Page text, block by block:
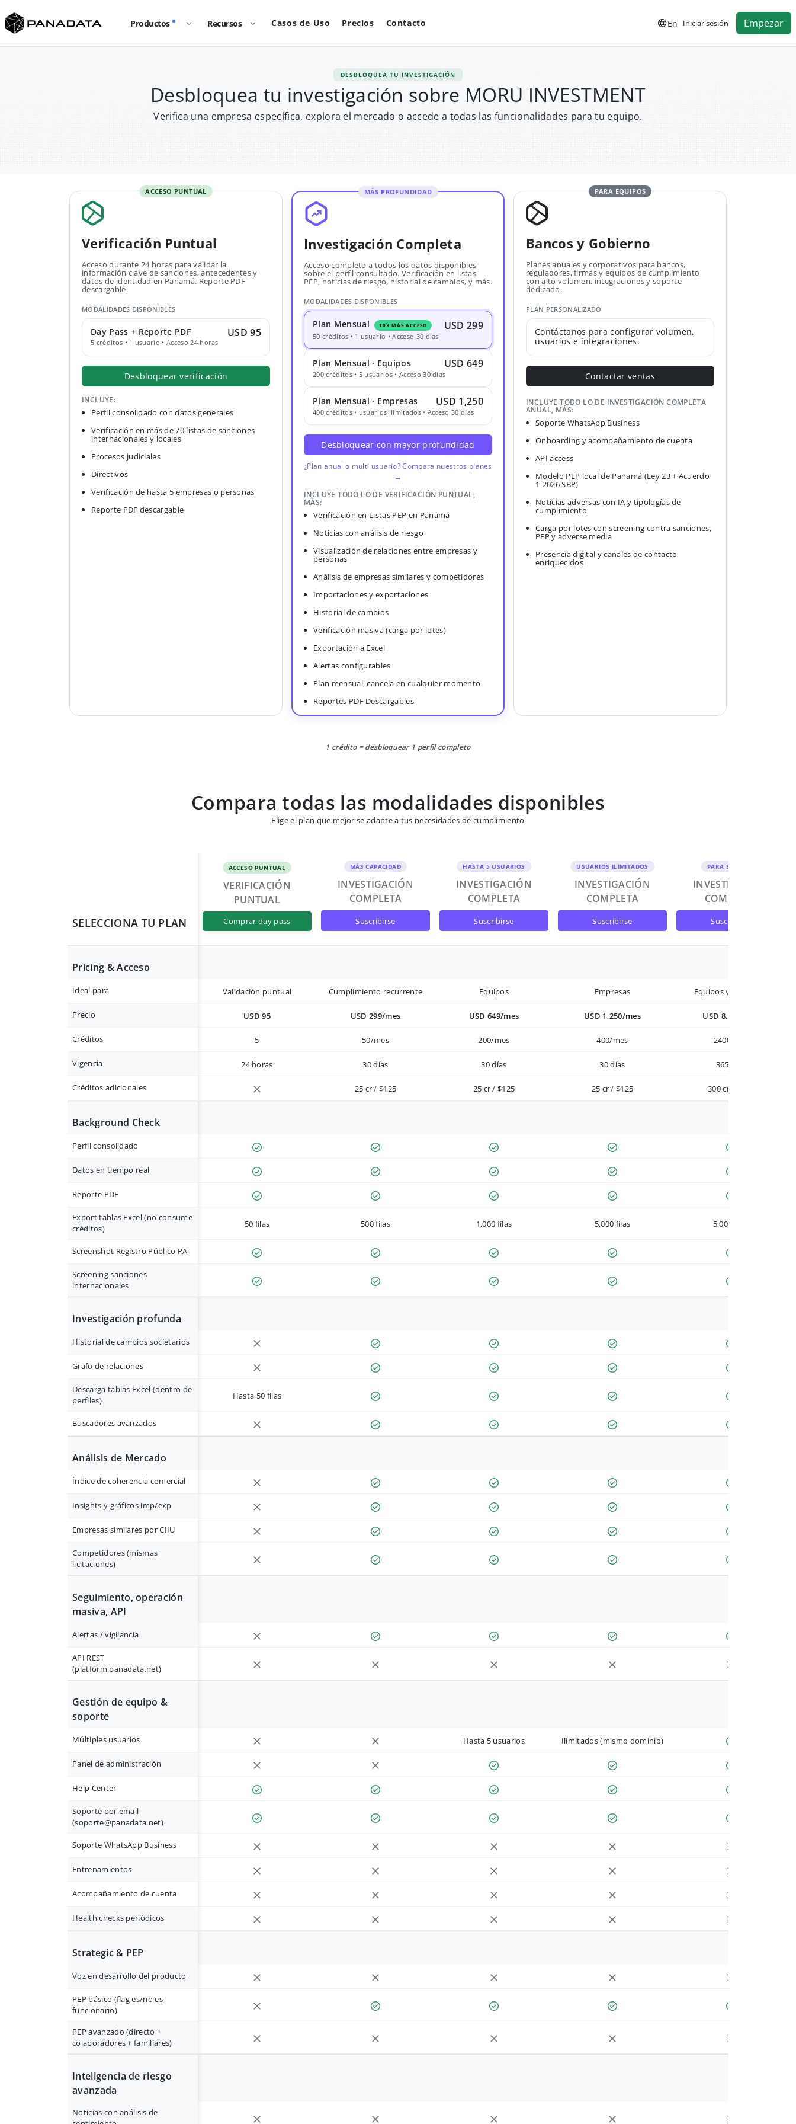
Productos Recursos Casos de Uso Precios Contacto En Iniciar sesión Empezar
DESBLOQUEA TU INVESTIGACIÓN
Desbloquea tu investigación sobre MORU INVESTMENT
Verifica una empresa específica, explora el mercado o accede a todas las funcionalidades para tu equipo.
ACCESO PUNTUAL
Verificación Puntual
Acceso durante 24 horas para validar la
información clave de sanciones, antecedentes y
datos de identidad en Panamá. Reporte PDF
descargable.
MODALIDADES DISPONIBLES
Day Pass + Reporte PDF
5 créditos • 1 usuario • Acceso 24 horas
USD 95
Desbloquear verificación
INCLUYE:
Perfil consolidado con datos generales
Verificación en más de 70 listas de sanciones
internacionales y locales
Procesos judiciales
Directivos
Verificación de hasta 5 empresas o personas
Reporte PDF descargable
MÁS PROFUNDIDAD
Investigación Completa
Acceso completo a todos los datos disponibles
sobre el perfil consultado. Verificación en listas
PEP, noticias de riesgo, historial de cambios, y más.
MODALIDADES DISPONIBLES
Plan Mensual 10X MÁS ACCESO USD 299
50 créditos • 1 usuario • Acceso 30 días
Plan Mensual · Equipos USD 649
200 créditos • 5 usuarios • Acceso 30 días
Plan Mensual · Empresas USD 1,250
400 créditos • usuarios ilimitados • Acceso 30 días
Desbloquear con mayor profundidad
¿Plan anual o multi usuario? Compara nuestros planes
→
INCLUYE TODO LO DE VERIFICACIÓN PUNTUAL,
MÁS:
Verificación en Listas PEP en Panamá
Noticias con análisis de riesgo
Visualización de relaciones entre empresas y
personas
Análisis de empresas similares y competidores
Importaciones y exportaciones
Historial de cambios
Verificación masiva (carga por lotes)
Exportación a Excel
Alertas configurables
Plan mensual, cancela en cualquier momento
Reportes PDF Descargables
PARA EQUIPOS
Bancos y Gobierno
Planes anuales y corporativos para bancos,
reguladores, firmas y equipos de cumplimiento
con alto volumen, integraciones y soporte
dedicado.
PLAN PERSONALIZADO
Contáctanos para configurar volumen,
usuarios e integraciones.
Contactar ventas
INCLUYE TODO LO DE INVESTIGACIÓN COMPLETA
ANUAL, MÁS:
Soporte WhatsApp Business
Onboarding y acompañamiento de cuenta
API access
Modelo PEP local de Panamá (Ley 23 + Acuerdo
1-2026 SBP)
Noticias adversas con IA y tipologías de
cumplimiento
Carga por lotes con screening contra sanciones,
PEP y adverse media
Presencia digital y canales de contacto
enriquecidos
1 crédito = desbloquear 1 perfil completo
Compara todas las modalidades disponibles
Elige el plan que mejor se adapte a tus necesidades de cumplimiento
SELECCIONA TU PLAN
ACCESO PUNTUAL
VERIFICACIÓN
PUNTUAL
comprar day pass
MÁS CAPACIDAD
INVESTIGACIÓN
COMPLETA
suscribirse
HASTA 5 USUARIOS
INVESTIGACIÓN
COMPLETA
suscribirse
USUARIOS ILIMITADOS
INVESTIGACIÓN
COMPLETA
suscribirse
PARA EQUIPOS
INVESTIGACIÓN
COMPLETA
suscribirse
Pricing & Acceso
Ideal para Validación puntual Cumplimiento recurrente Equipos Empresas Equipos y Empresas
Precio USD 95 USD 299/mes USD 649/mes USD 1,250/mes USD 8,000/año
Créditos 5 50/mes 200/mes 400/mes 2400/año
Vigencia 24 horas 30 días 30 días 30 días 365 días
Créditos adicionales 25 cr / $125 25 cr / $125 25 cr / $125 300 cr / $900
Background Check
Perfil consolidado
Datos en tiempo real
Reporte PDF
Export tablas Excel (no consume
créditos)
50 filas 500 filas 1,000 filas 5,000 filas 5,000 filas
Screenshot Registro Público PA
Screening sanciones
internacionales
Investigación profunda
Historial de cambios societarios
Grafo de relaciones
Descarga tablas Excel (dentro de
perfiles)
Hasta 50 filas
Buscadores avanzados
Análisis de Mercado
Índice de coherencia comercial
Insights y gráficos imp/exp
Empresas similares por CIIU
Competidores (mismas
licitaciones)
Seguimiento, operación
masiva, API
Alertas / vigilancia
API REST
(platform.panadata.net)
Gestión de equipo &
soporte
Múltiples usuarios Hasta 5 usuarios Ilimitados (mismo dominio)
Panel de administración
Help Center
Soporte por email
(soporte@panadata.net)
Soporte WhatsApp Business
Entrenamientos
Acompañamiento de cuenta
Health checks periódicos
Strategic & PEP
Voz en desarrollo del producto
PEP básico (flag es/no es
funcionario)
PEP avanzado (directo +
colaboradores + familiares)
Inteligencia de riesgo
avanzada
Noticias con análisis de